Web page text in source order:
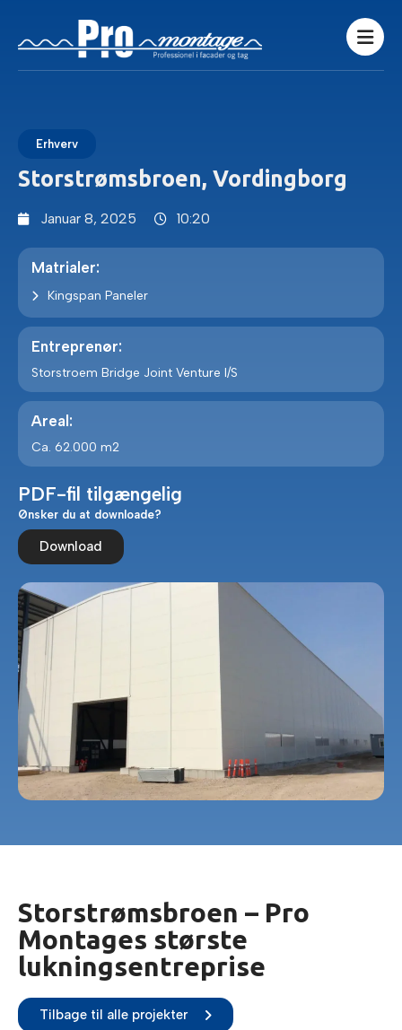
Erhverv
Storstrømsbroen, Vordingborg
Januar 8, 2025 10:20
Matrialer:
Kingspan Paneler
Entreprenør:
Storstroem Bridge Joint Venture I/S
Areal:
Ca. 62.000 m2
PDF-fil tilgængelig
Ønsker du at downloade?
Download
Storstrømsbroen – Pro
Montages største
lukningsentreprise
Tilbage til alle projekter